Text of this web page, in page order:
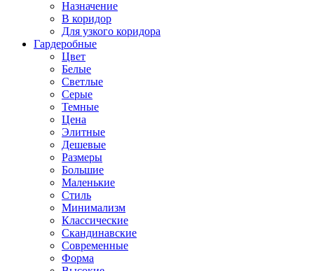
Назначение
В коридор
Для узкого коридора
Гардеробные
Цвет
Белые
Светлые
Серые
Темные
Цена
Элитные
Дешевые
Размеры
Большие
Маленькие
Стиль
Минимализм
Классические
Скандинавские
Современные
Форма